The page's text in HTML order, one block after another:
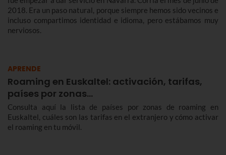
2018. Era un paso natural, porque siempre hemos sido vecinos e
incluso compartimos identidad e idioma, pero estábamos muy
nerviosos.
APRENDE
Roaming en Euskaltel: activación, tarifas,
países por zonas…
Consulta aquí la lista de países por zonas de roaming en
Euskaltel, cuáles son las tarifas en el extranjero y cómo activar
el roaming en tu móvil.